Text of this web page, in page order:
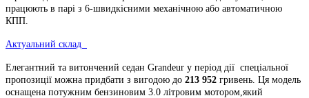
працюють в парі з 6-швидкісними механічною або автоматичною
КПП.
Актуальний склад
Елегантний та витончений седан Grandeur у період дії спеціальної
пропозиції можна придбати з вигодою до 213 952 гривень . Ця модель
оснащена потужним бензиновим 3.0 літровим мотором,який